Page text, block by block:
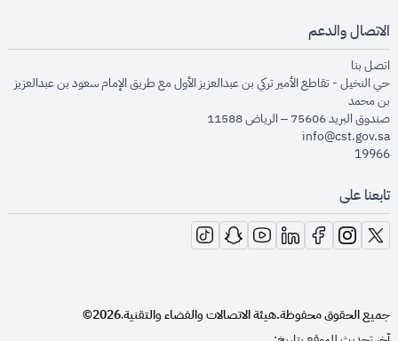
الاتصال والدعم
اتصل بنا
حي النخيل - تقاطع الأمير تركي بن عبدالعزيز الأول مع طريق الإمام سعود بن عبدالعزيز
بن محمد
صندوق البريد 75606 – الرياض 11588
info@cst.gov.sa
19966
تابعنا على
opens in new window
opens in new window
opens in new window
opens in new window
opens in new window
opens in new window
opens in new window
جميع الحقوق محفوظة.هيئة الاتصالات والفضاء والتقنية.
2026©